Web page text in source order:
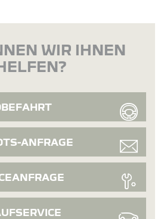
WIR IHNEN
ANFRAGE